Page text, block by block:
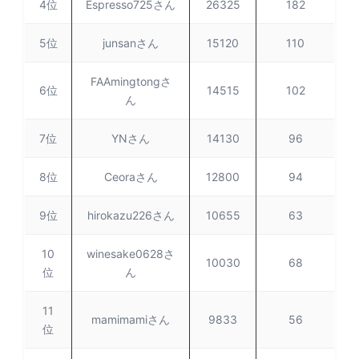
4位 Espresso725さん 26325 182
5位 junsanさん 15120 110
6位
FAAmingtongさ
ん
14515 102
7位 YNさん 14130 96
8位 Ceoraさん 12800 94
9位 hirokazu226さん 10655 63
10
位
winesake0628さ
ん
10030 68
11
位
mamimamiさん 9833 56